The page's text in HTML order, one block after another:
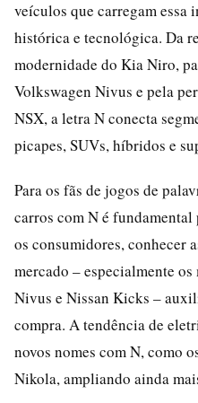
veículos que carregam essa
histórica e tecnológica. Da
modernidade do Kia Niro,
Volkswagen Nivus e pela
NSX, a letra N conecta
picapes, SUVs, híbridos e
Para os fãs de jogos de
carros com N é fundamental
os consumidores, conhecer
mercado – especialmente
Nivus e Nissan Kicks –
compra. A tendência de
novos nomes com N, como
Nikola, ampliando ainda